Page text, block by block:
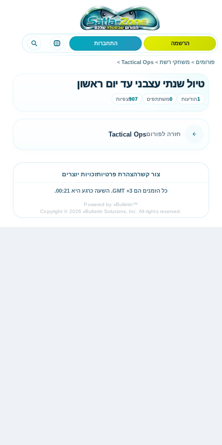
הרשמה התחברות
פורומים > משחקי רשת >
Tactical Ops
>
טיול שנתי עצבני עד יום ראשון
1הודעות 0משתתפים 907צפיות
חזרה לפורוםTactical Ops
צור קשרהצהרת פרטיותזכויות יוצרים
כל הזמנים הם GMT +3. השעה כרגע היא 00:21
.
Powered by vBulletin™
Copyright © 2026 vBulletin Solutions, Inc. All rights reserved.